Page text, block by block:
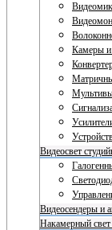
Камеры и
Видеосвет
Видеосендеры и
Накамерный